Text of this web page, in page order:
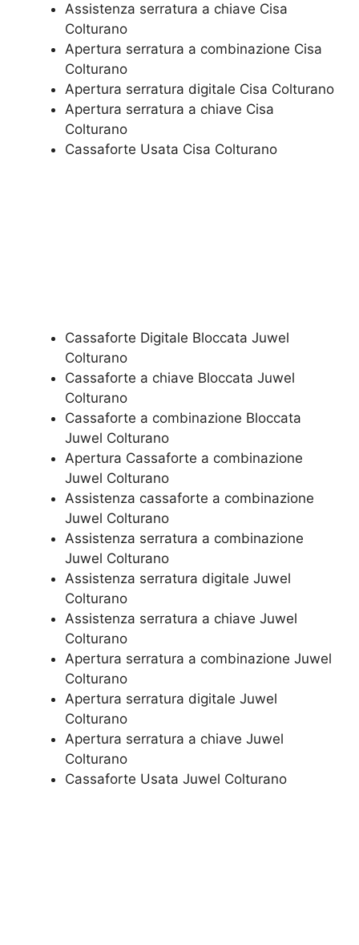
Assistenza serratura ​a chiave​ Cisa
Colturano
​Apertura serratura​ ​a combinazione​ Cisa
Colturano
Apertura serratura​ ​digitale​ Cisa Colturano
​Apertura serratura​ ​a chiave​ Cisa
Colturano
​Cassaforte Usata​ Cisa Colturano
Cassaforte Digitale Bloccata Juwel
Colturano
Cassaforte a chiave Bloccata Juwel
Colturano
Cassaforte a combinazione Bloccata
Juwel Colturano
​Apertura Cassaforte a combinazione
Juwel Colturano
Assistenza cassaforte a combinazione
Juwel Colturano
​Assistenza serratura​ ​a combinazione
Juwel Colturano
Assistenza serratura ​digitale Juwel
Colturano
Assistenza serratura ​a chiave Juwel
Colturano
​Apertura serratura​ ​a combinazione Juwel
Colturano
Apertura serratura​ ​digitale Juwel
Colturano
​Apertura serratura​ ​a chiave Juwel
Colturano
​Cassaforte Usata Juwel Colturano